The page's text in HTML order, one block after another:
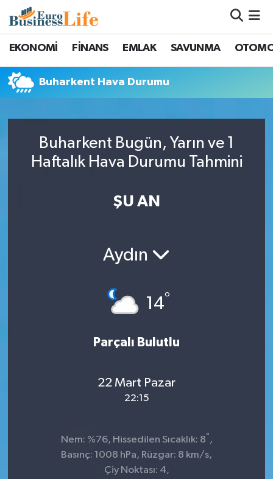
EKONOMİ FİNANS EMLAK SAVUNMA
Buharkent Hava Durumu
Buharkent Bugün, Yarın ve 1
Haftalık Hava Durumu Tahmini
ŞU AN
Aydın
14°
Parçalı Bulutlu
22 Mart Pazar
22:15
Nem: %76, Hissedilen Sıcaklık: 8° ,
Basınç: 1008 hPa, Rüzgar: 8 km/s,
Çiy Noktası: 4,
Nöbetçi Eczaneler
Hava Durumu
Trafik Durumu
Süper Lig Puan Durumu ve Fikstür